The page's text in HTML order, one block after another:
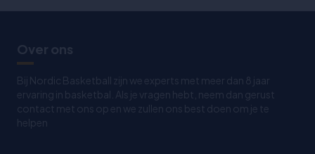
Over ons
Bij Nordic Basketball zijn we experts met meer dan 8 jaar
ervaring in basketbal. Als je vragen hebt, neem dan gerust
contact met ons op en we zullen ons best doen om je te
helpen